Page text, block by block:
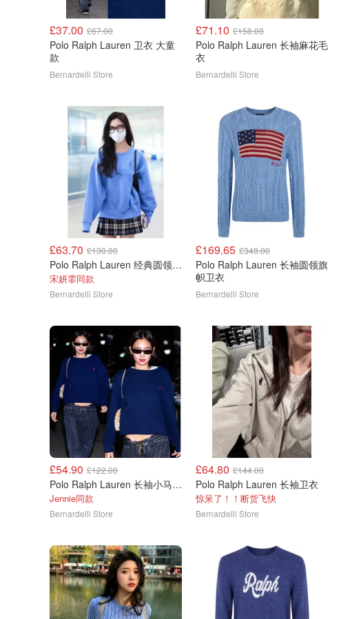
£37.00 £67.00
Polo Ralph Lauren 卫衣 大童
款
Bernardelli Store
£71.10 £158.00
Polo Ralph Lauren 长袖麻花毛
衣
Bernardelli Store
£63.70 £130.00
Polo Ralph Lauren 经典圆领卫衣
宋妍霏同款
Bernardelli Store
£169.65 £348.00
Polo Ralph Lauren 长袖圆领旗
帜卫衣
Bernardelli Store
£54.90 £122.00
Polo Ralph Lauren 长袖小马卫衣
Jennie同款
Bernardelli Store
£64.80 £144.00
Polo Ralph Lauren 长袖卫衣
惊呆了！！断货飞快
Bernardelli Store